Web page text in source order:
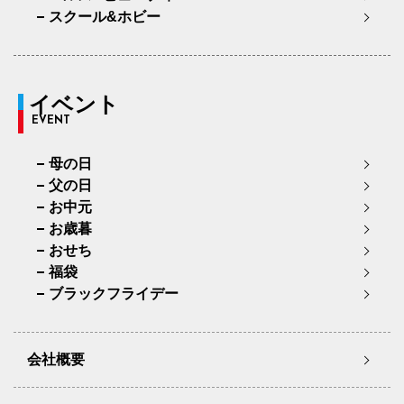
スクール&ホビー
イベント
EVENT
母の日
父の日
お中元
お歳暮
おせち
福袋
ブラックフライデー
会社概要